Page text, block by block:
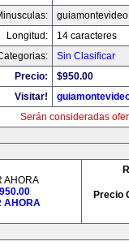
Longitud:
14 caracteres
Sin Clasificar
Precio:
$950.00
Visitar!
Serán consideradas
AHORA
950.00
AHORA
Precio